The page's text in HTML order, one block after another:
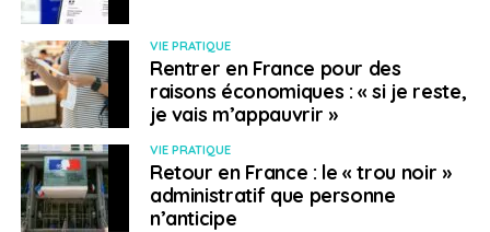
VIE PRATIQUE
Rentrer en France pour des
raisons économiques : « si je reste,
je vais m’appauvrir »
VIE PRATIQUE
Retour en France : le « trou noir »
administratif que personne
n’anticipe